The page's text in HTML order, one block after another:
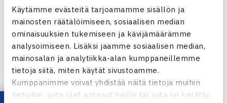
Käytämme evästeitä tarjoamamme sisällön ja
mainosten räätälöimiseen, sosiaalisen median
ominaisuuksien tukemiseen ja kävijämäärämme
analysoimiseen. Lisäksi jaamme sosiaalisen median,
mainosalan ja analytiikka-alan kumppaneillemme
tietoja siitä, miten käytät sivustoamme.
Kumppanimme voivat yhdistää näitä tietoja muihin
tietoihin, joita olet antanut heille tai joita on kerätty,
Prashanth Intia 76(2) 36 62
Jakartan ITF Futures -turnaus verkossa
Harri Heliövaaran verkkosivut
Harri Heliövaara